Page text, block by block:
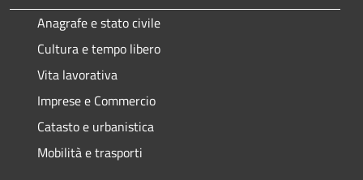
Anagrafe e stato civile
Cultura e tempo libero
Vita lavorativa
Imprese e Commercio
Catasto e urbanistica
Mobilità e trasporti